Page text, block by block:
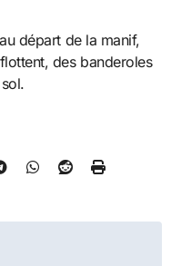
départ de la manif,
des banderoles